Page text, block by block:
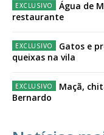
Água de
restaurante
Gatos e
queixas na vila
Maçã,
Bernardo